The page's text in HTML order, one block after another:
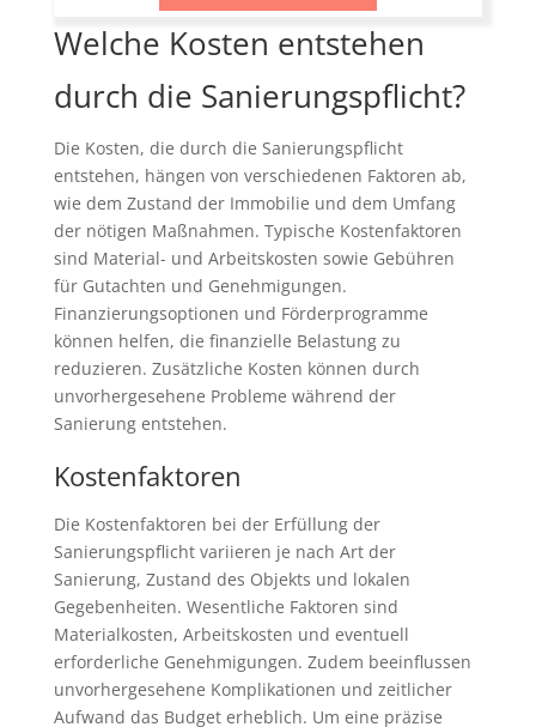
Welche Kosten entstehen
durch die Sanierungspflicht?
Die Kosten, die durch die Sanierungspflicht
entstehen, hängen von verschiedenen Faktoren ab,
wie dem Zustand der Immobilie und dem Umfang
der nötigen Maßnahmen. Typische Kostenfaktoren
sind Material- und Arbeitskosten sowie Gebühren
für Gutachten und Genehmigungen.
Finanzierungsoptionen und Förderprogramme
können helfen, die finanzielle Belastung zu
reduzieren. Zusätzliche Kosten können durch
unvorhergesehene Probleme während der
Sanierung entstehen.
Kostenfaktoren
Die Kostenfaktoren bei der Erfüllung der
Sanierungspflicht variieren je nach Art der
Sanierung, Zustand des Objekts und lokalen
Gegebenheiten. Wesentliche Faktoren sind
Materialkosten, Arbeitskosten und eventuell
erforderliche Genehmigungen. Zudem beeinflussen
unvorhergesehene Komplikationen und zeitlicher
Aufwand das Budget erheblich. Um eine präzise